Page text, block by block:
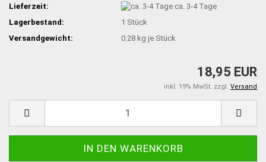
Lieferzeit:
ca. 3-4 Tage
Lagerbestand:
1 Stück
Versandgewicht:
0.28 kg je Stück
18,95 EUR
inkl. 19% MwSt. zzgl. Versand